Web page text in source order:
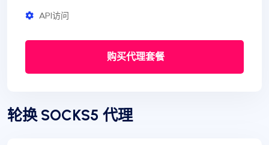
API访问
购买代理套餐
轮换 SOCKS5 代理